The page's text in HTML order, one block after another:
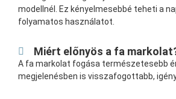
modellnél. Ez kényelmesebbé teheti a
folyamatos használatot.
Miért előnyös a fa
A fa markolat fogása természetesebb
megjelenésben is visszafogottabb,